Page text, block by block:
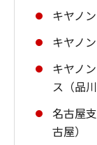
キヤノ
キヤノ
キヤノ
ス（品川
名古屋
古屋）